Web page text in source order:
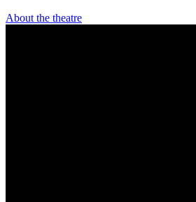
About the theatre